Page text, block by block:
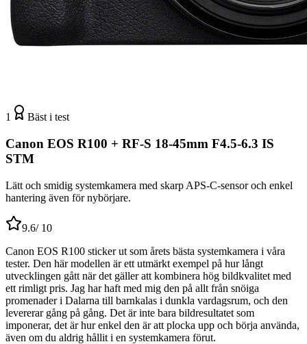
1 Bäst i test
Canon EOS R100 + RF-S 18-45mm F4.5-6.3 IS
STM
Lätt och smidig systemkamera med skarp APS-C-sensor och enkel
hantering även för nybörjare.
9.6/ 10
Canon EOS R100 sticker ut som årets bästa systemkamera i våra
tester. Den här modellen är ett utmärkt exempel på hur långt
utvecklingen gått när det gäller att kombinera hög bildkvalitet med
ett rimligt pris. Jag har haft med mig den på allt från snöiga
promenader i Dalarna till barnkalas i dunkla vardagsrum, och den
levererar gång på gång. Det är inte bara bildresultatet som
imponerar, det är hur enkel den är att plocka upp och börja använda,
även om du aldrig hållit i en systemkamera förut.